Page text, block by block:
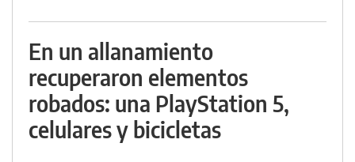
En un allanamiento
recuperaron elementos
robados: una PlayStation 5,
celulares y bicicletas